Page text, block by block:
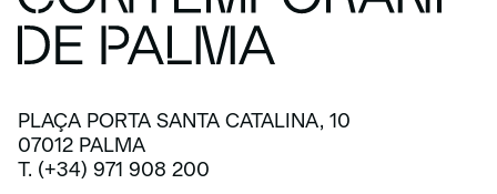
PLAÇA PORTA SANTA CATALINA, 10
07012 PALMA
T. (+34) 971 908 200